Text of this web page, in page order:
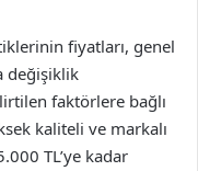
fiyatları, genel
değişiklik
faktörlere bağlı
kaliteli ve markalı
TL’ye kadar